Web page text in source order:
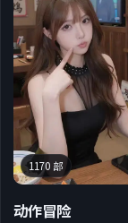
1170 部
动作冒险